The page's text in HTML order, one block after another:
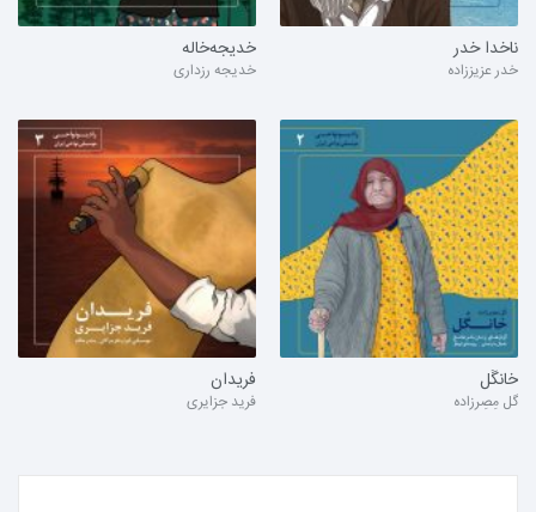
خدیجه‌خاله
خدیجه رزداری
ناخدا خدر
خدر عزیززاده
فریدان
فرید جزایری
خانگُل
گل مِصِرزاده